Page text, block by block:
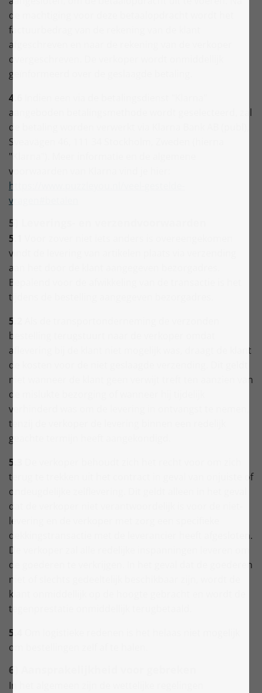
de machtiging voor deze betaalopdracht wordt het
factuurbedrag van de rekening van de klant
afgeschreven en naar de rekening van de verkoper
overgeschreven. De verkoper wordt onmiddellijk
geïnformeerd over de geslaagde betaling.
4.6
aangeboden betalingsmethode wordt geselecteerd, zal
de betaling worden verwerkt via Klarna Bank AB (publ),
Sveavägen 46, 111 34 Stockholm, Zweden (hierna
"Klarna"). Meer informatie en de algemene
voorwaarden van Klarna vind je hier:
https://www.puzzleyou.nl/veel-gestelde-
vragen#betalen
5) Leverings- en verzendvoorwaarden
5.1
vindt de levering van artikelen plaats via verzending
aan het door de klant aangegeven bezorgadres.
Bepalend voor de afwikkeling van de transactie is het
tijdens de bestelling aangegeven bezorgadres.
5.2
bestelling terugstuurt naar de verkoper omdat
aflevering bij de klant niet mogelijk was, draagt de klant
de kosten voor de niet geslaagde verzending. Dit geldt
niet wanneer de klant geen verwijt treft ten aanzien van
de mislukte bezorging of wanneer hij tijdelijk
verhinderd was om de levering in ontvangst te nemen,
tenzij de verkoper de levering binnen een redelijk
geachte termijn heeft aangekondigd.
5.3
terug te trekken uit het contract in geval van onjuiste of
ondeugdelijke zelflevering. Dit geldt alleen in het geval
dat de verkoper niet verantwoordelijk is voor de niet-
levering en de verkoper met zorg een specifieke
dekkingstransactie met de leverancier heeft afgesloten.
De verkoper zal alle redelijke inspanningen leveren om
de goederen te verkrijgen. In het geval dat de goederen
niet of slechts gedeeltelijk beschikbaar zijn, wordt de
klant onmiddellijk op de hoogte gebracht en wordt de
tegenprestatie onmiddellijk terugbetaald.
5.4
om bestellingen zelf af te halen.
6) Aansprakelijkheid voor gebreken
In het algemeen zijn de wettelijke regelingen